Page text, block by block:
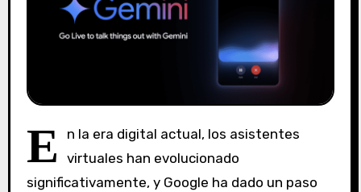
E
n la era digital actual, los asistentes
virtuales han evolucionado
significativamente, y Google ha dado un paso